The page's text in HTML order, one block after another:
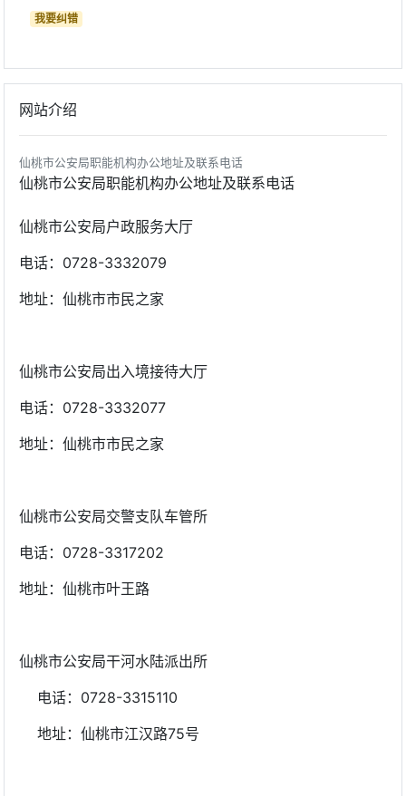
我要纠错
网站介绍
仙桃市公安局职能机构办公地址及联系电话
仙桃市公安局职能机构办公地址及联系电话
仙桃市公安局户政服务大厅
电话：0728-3332079
地址：仙桃市市民之家
仙桃市公安局出入境接待大厅
电话：0728-3332077
地址：仙桃市市民之家
仙桃市公安局交警支队车管所
电话：0728-3317202
地址：仙桃市叶王路
仙桃市公安局干河水陆派出所
电话：0728-3315110
地址：仙桃市江汉路75号